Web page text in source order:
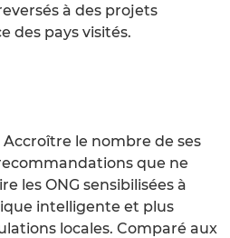
à des projets
des pays visités.
le nombre de ses
que ne
les ONG sensibilisées à
intelligente et plus
locales. Comparé aux